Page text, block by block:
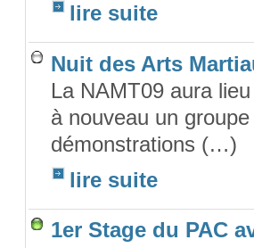
lire suite
Nuit des Arts
La NAMT09 aura
à nouveau un
démonstrations (…)
lire suite
1er Stage du PAC